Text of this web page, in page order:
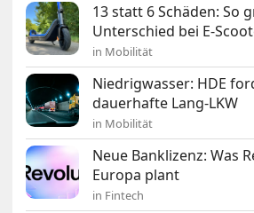
13 statt 6 Schäden: So
Unterschied bei E-
in Mobilität
Niedrigwasser: HDE
dauerhafte Lang-LKW
in Mobilität
Neue Banklizenz: Was
Europa plant
in Fintech